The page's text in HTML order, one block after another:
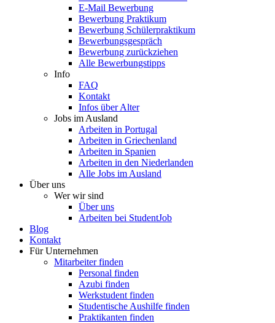
E-Mail Bewerbung
Bewerbung Praktikum
Bewerbung Schülerpraktikum
Bewerbungsgespräch
Bewerbung zurückziehen
Alle Bewerbungstipps
Info
FAQ
Kontakt
Infos über Alter
Jobs im Ausland
Arbeiten in Portugal
Arbeiten in Griechenland
Arbeiten in Spanien
Arbeiten in den Niederlanden
Alle Jobs im Ausland
Über uns
Wer wir sind
Über uns
Arbeiten bei StudentJob
Blog
Kontakt
Für Unternehmen
Mitarbeiter finden
Personal finden
Azubi finden
Werkstudent finden
Studentische Aushilfe finden
Praktikanten finden